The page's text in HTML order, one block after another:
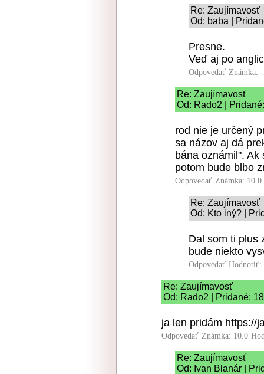
Re: Zaujímavosť
Od: baba |
Presne.
Veď aj po
Odpovedať Známka:
Re: Zaujímavosť
Od: Rado2 |
rod nie je určený
sa názov aj dá
bána oznámil".
potom bude blbo
Odpovedať Známka: 10.0
Re: Zaujímavosť
Od: Kto iný? |
Dal som ti plus
bude niekto
Odpovedať Hodnotiť:
Re: Zaujímavosť
Od: Rado2 | Pridané:
ja len pridám https://
Odpovedať Známka: 10.0
Re: Zaujímavosť
Od: Ivan Blanár |